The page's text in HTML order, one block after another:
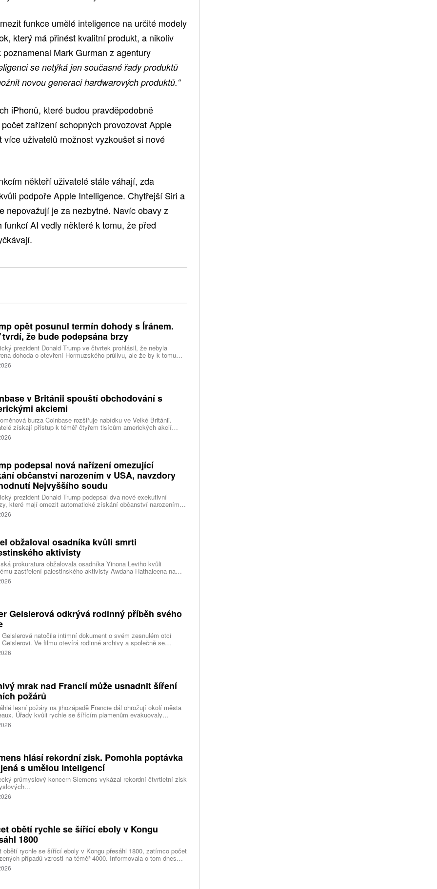
funkce umělé inteligence na určité modely
který má přinést kvalitní produkt, a nikoliv
Mark Gurman z agentury
se netýká jen současné řady produktů
novou generaci hardwarových produktů.“
iPhonů, které budou pravděpodobně
zařízení schopných provozovat Apple
uživatelů možnost vyzkoušet si nové
někteří uživatelé stále váhají, zda
podpoře Apple Intelligence. Chytřejší Siri a
nepovažují je za nezbytné. Navíc obavy z
AI vedly některé k tomu, že před
opět posunul termín dohody s Íránem.
tvrdí, že bude podepsána brzy
prezident Donald Trump ve čtvrtek prohlásil, že nebyla
dohoda o otevření Hormuzského průlivu, ale že by k tomu
dojít brzy. Írán je mezitím nadosah dohody o tranzitu v úžině
která může pro Trumpa představovat problém.
v Británii spouští obchodování s
akciemi
burza Coinbase rozšiřuje nabídku ve Velké Británii.
získají přístup k téměř čtyřem tisícům amerických akcií
v aplikaci, ve které spravují kryptoměny a běžné peníze.
podepsal nová nařízení omezující
občanství narozením v USA, navzdory
Nejvyššího soudu
prezident Donald Trump podepsal dva nové exekutivní
které mají omezit automatické získání občanství narozením
Spojených států. Přichází s nimi jen několik týdnů poté, co
soud odmítl jeho předchozí pokus.
obžaloval osadníka kvůli smrti
aktivisty
prokuratura obžalovala osadníka Yinona Leviho kvůli
zastřelení palestinského aktivisty Awdaha Hathaleena na
Západním břehu Jordánu. Levi vinu odmítá a tvrdí, že
v sebeobraně.
Geislerová odkrývá rodinný příběh svého
Geislerová natočila intimní dokument o svém zesnulém otci
Geislerovi. Ve filmu otevírá rodinné archivy a společně se
Aňou skládá portrét talentovaného muže, který měl v sobě
i temnější stránku.
mrak nad Francií může usnadnit šíření
požárů
lesní požáry na jihozápadě Francie dál ohrožují okolí města
Úřady kvůli rychle se šířícím plamenům evakuovaly
lidí a nevylučují ani další rozšiřování bezpečnostních
Hasiči zároveň čelí neobvyklému jevu, který podle nich
hlásí rekordní zisk. Pomohla poptávka
s umělou inteligencí
průmyslový koncern Siemens vykázal rekordní čtvrtletní zisk
obětí rychle se šířící eboly v Kongu
1800
obětí rychle se šířící eboly v Kongu přesáhl 1800, zatímco počet
případů vzrostl na téměř 4000. Informovala o tom dnes
Reuters s odkazem na konžské úřady.